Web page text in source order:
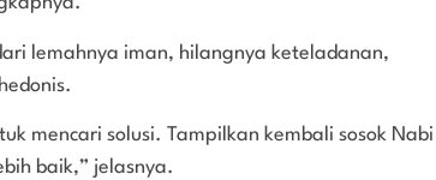
lemahnya iman, hilangnya keteladanan,
mencari solusi. Tampilkan kembali sosok Nabi
baik,” jelasnya.